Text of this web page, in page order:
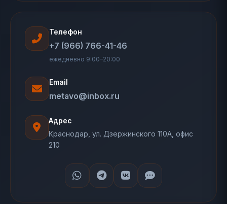
Телефон
+7 (966) 766-41-46
ежедневно 9:00–20:00
Email
metavo@inbox.ru
Адрес
Краснодар, ул. Дзержинского 110А, офис
210